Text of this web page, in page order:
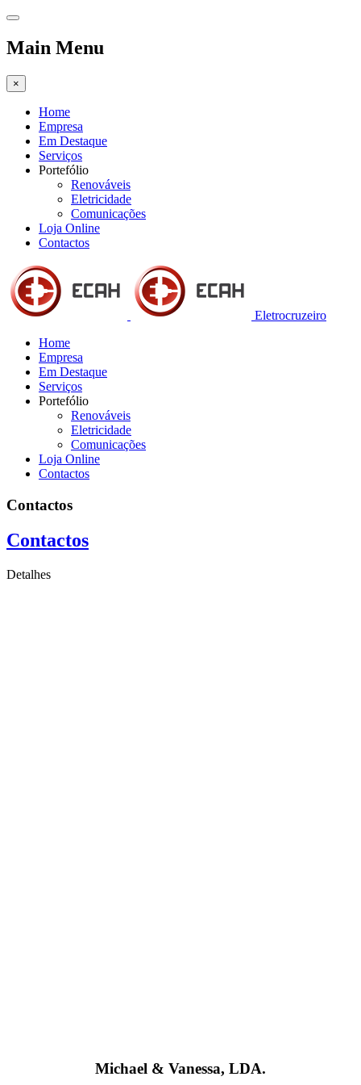
Main Menu
×
Home
Empresa
Em Destaque
Serviços
Portefólio
Renováveis
Eletricidade
Comunicações
Loja Online
Contactos
Eletrocruzeiro
Home
Empresa
Em Destaque
Serviços
Portefólio
Renováveis
Eletricidade
Comunicações
Loja Online
Contactos
Contactos
Contactos
Detalhes
Michael & Vanessa, LDA.